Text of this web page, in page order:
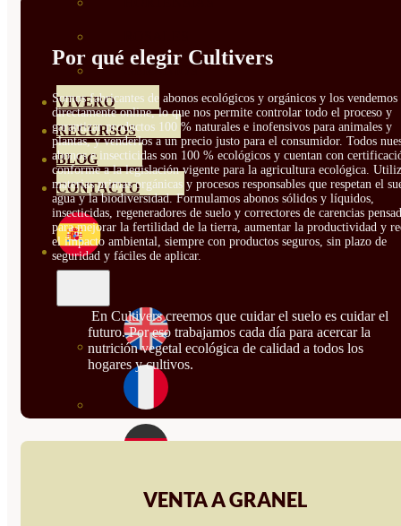
GERANIOS
VIVERO
RECURSOS
BLOG
CONTACTO
Por qué elegir Cultivers
Somos fabricantes de abonos ecológicos y orgánicos y los vendemos
directamente online, lo que nos permite controlar todo el proceso y
garantizar productos 100 % naturales e inofensivos para animales y
plantas, y venderlos a un precio justo para el consumidor. Todos
abonos e insecticidas son 100 % ecológicos y cuentan con
conforme a la legislación vigente para la agricultura ecológica.
materias primas orgánicas y procesos responsables que respetan el
agua y la biodiversidad. Formulamos abonos sólidos y líquidos,
insecticidas, regeneradores de suelo y correctores de carencias
para mejorar la fertilidad de la tierra, aumentar la productividad y
el impacto ambiental, siempre con productos seguros, sin plazo de
seguridad y fáciles de aplicar.
En Cultivers creemos que cuidar el suelo es cuidar el
futuro. Por eso trabajamos cada día para acercar la
nutrición vegetal ecológica de calidad a todos los
hogares y cultivos.
VENTA A GRANEL